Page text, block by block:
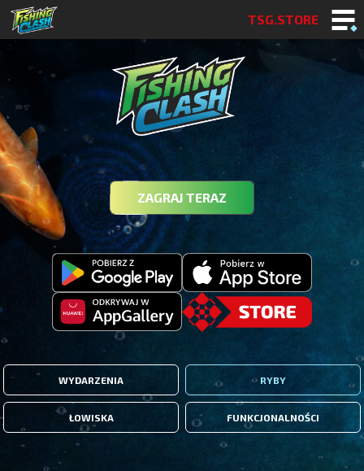
TSG.STORE
ZAGRAJ TERAZ
WYDARZENIA RYBY
ŁOWISKA FUNKCJONALNOŚCI